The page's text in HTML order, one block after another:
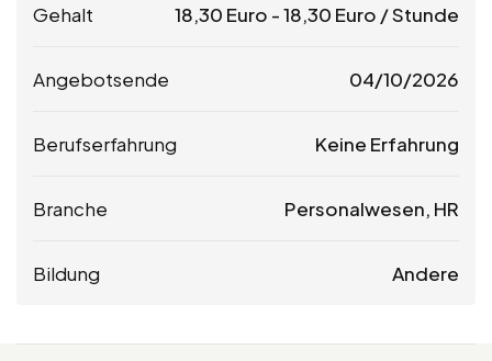
Gehalt 18,30 Euro -18,30 Euro / Stunde
Angebotsende 04/10/2026
Berufserfahrung Keine Erfahrung
Branche Personalwesen, HR
Bildung Andere